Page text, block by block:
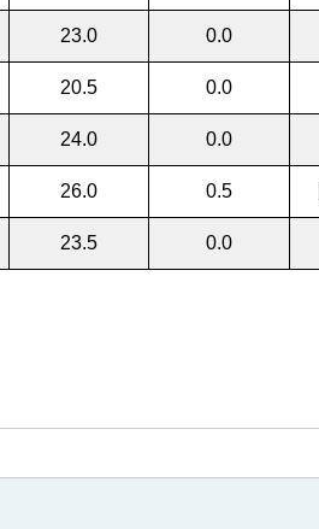
23.0 0.0
20.5 0.0
24.0 0.0
26.0 0.5
23.5 0.0